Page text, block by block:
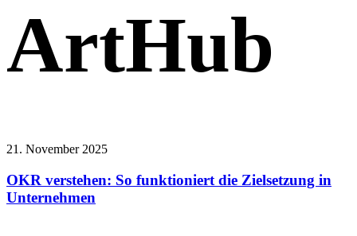
ArtHub
21. November 2025
OKR verstehen: So funktioniert die Zielsetzung in
Unternehmen